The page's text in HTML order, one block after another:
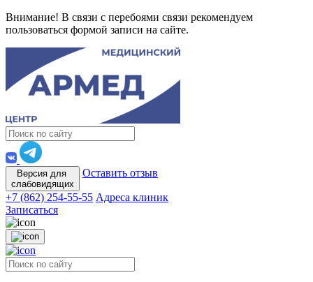
Внимание! В связи с перебоями связи рекомендуем
пользоваться формой записи на сайте.
Версия для
слабовидящих
Оставить отзыв
+7 (862) 254-55-55 Адреса клиник
Записаться